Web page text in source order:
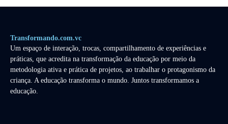
Transformando.com.vc
Um espaço de interação, trocas, compartilhamento de experiências e
práticas, que acredita na transformação da educação por meio da
metodologia ativa e prática de projetos, ao trabalhar o protagonismo da
criança. A educação transforma o mundo. Juntos transformamos a
educação.